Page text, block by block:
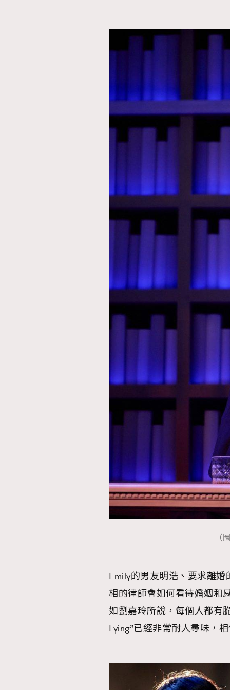
AFrenchMind
本人已詳閱並同意遵守本文列明條款及細則。 請
本人願意接收新傳媒集團的最新消息及其他宣
（
Emily的男友明浩、要求離
相的律師會如何看待婚姻和
如劉嘉玲所說，每個人都有
Lying”已經非常耐人尋味，